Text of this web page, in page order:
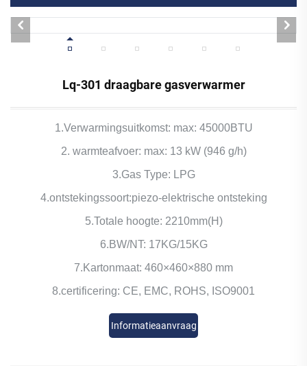
Lq-301 draagbare gasverwarmer
1.Verwarmingsuitkomst: max: 45000BTU
2. warmteafvoer: max: 13 kW (946 g/h)
3.Gas Type: LPG
4.ontstekingssoort:piezo-elektrische ontsteking
5.Totale hoogte: 2210mm(H)
6.BW/NT: 17KG/15KG
7.Kartonmaat: 460×460×880 mm
8.certificering: CE, EMC, ROHS, ISO9001
Informatieaanvraag